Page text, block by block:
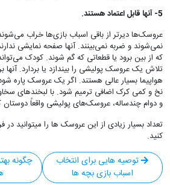
5- آنها قابل اعتماد هستند.
عروسک‌ها دیرتر از باقی اسباب بازی‌ها خراب
نمی‌شوند و ضربه نمی‌بینند. آنها صفحه نمایشی
که از بین برود یا قطعاتی که گم شوند. کودک
تلاش یک عروسک پولیشی را بیندازد یا بردارد. آنها
هواپیما بسیار عالی هستند. اگر یک عروسک پاره
نخ و کمی کرک اضافی ترمیم شود. با لبخندهای
و دوام چند‌ساله، عروسک‌های پولیشی واقعاً
تعداد بسیار زیادی از این عروسک ها را میتوانید در
کنید.
توصیه هایی برای انتخاب
اسباب بازی بچه ها
چگونه